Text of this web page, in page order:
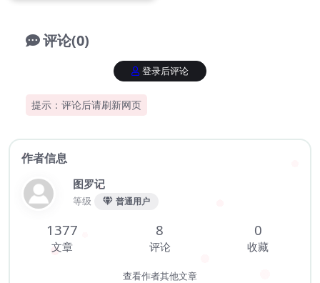
评论(0)
提示：评论后请刷新网页
登录后评论
作者信息
图罗记
等级 普通用户
1377
文章
8
评论
0
收藏
查看作者其他文章